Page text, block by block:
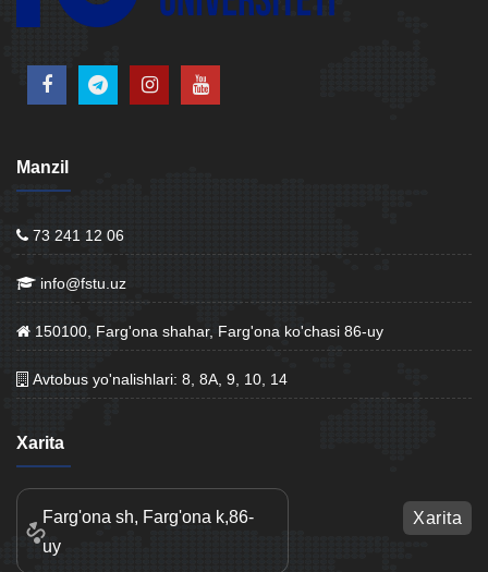
Manzil
73 241 12 06
info@fstu.uz
150100, Farg'ona shahar, Farg'ona ko'chasi 86-uy
Avtobus yo'nalishlari: 8, 8A, 9, 10, 14
Xarita
Farg'ona sh, Farg'ona k,86-
uy
Xarita